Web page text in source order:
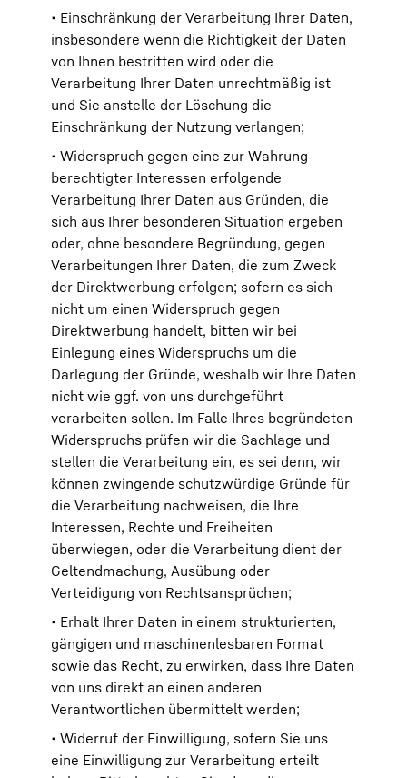
• Einschränkung der Verarbeitung Ihrer Daten,
insbesondere wenn die Richtigkeit der Daten
von Ihnen bestritten wird oder die
Verarbeitung Ihrer Daten unrechtmäßig ist
und Sie anstelle der Löschung die
Einschränkung der Nutzung verlangen;
• Widerspruch gegen eine zur Wahrung
berechtigter Interessen erfolgende
Verarbeitung Ihrer Daten aus Gründen, die
sich aus Ihrer besonderen Situation ergeben
oder, ohne besondere Begründung, gegen
Verarbeitungen Ihrer Daten, die zum Zweck
der Direktwerbung erfolgen; sofern es sich
nicht um einen Widerspruch gegen
Direktwerbung handelt, bitten wir bei
Einlegung eines Widerspruchs um die
Darlegung der Gründe, weshalb wir Ihre Daten
nicht wie ggf. von uns durchgeführt
verarbeiten sollen. Im Falle Ihres begründeten
Widerspruchs prüfen wir die Sachlage und
stellen die Verarbeitung ein, es sei denn, wir
können zwingende schutzwürdige Gründe für
die Verarbeitung nachweisen, die Ihre
Interessen, Rechte und Freiheiten
überwiegen, oder die Verarbeitung dient der
Geltendmachung, Ausübung oder
Verteidigung von Rechtsansprüchen;
• Erhalt Ihrer Daten in einem strukturierten,
gängigen und maschinenlesbaren Format
sowie das Recht, zu erwirken, dass Ihre Daten
von uns direkt an einen anderen
Verantwortlichen übermittelt werden;
• Widerruf der Einwilligung, sofern Sie uns
eine Einwilligung zur Verarbeitung erteilt